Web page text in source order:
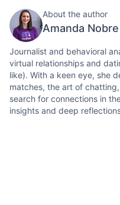
About the author
Amanda Nobre
Journalist and behavioral
virtual relationships and
like). With a keen eye, she
matches, the art of
search for connections in
insights and deep